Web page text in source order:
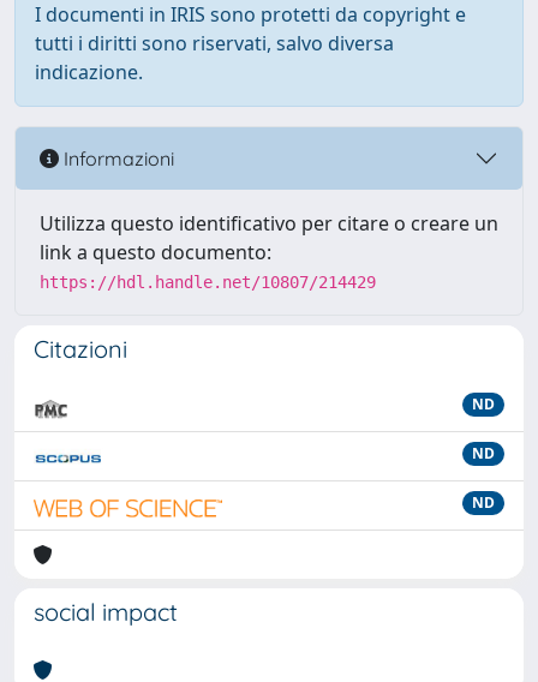
I documenti in IRIS sono protetti da copyright e
tutti i diritti sono riservati, salvo diversa
indicazione.
Informazioni
Utilizza questo identificativo per citare o creare un
link a questo documento:
https://hdl.handle.net/10807/214429
Citazioni
ND
ND
ND
social impact